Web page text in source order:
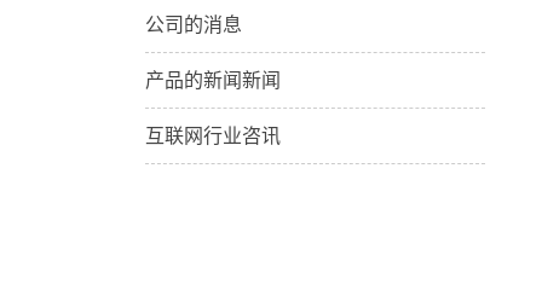
公司的消息
产品的新闻新闻
互联网行业咨讯